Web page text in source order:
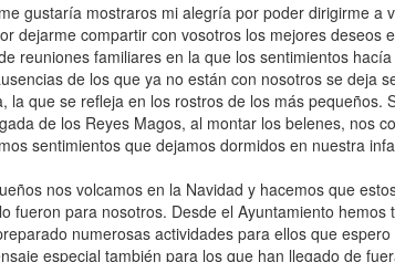
gustaría mostraros mi alegría por poder dirigirme a
dejarme compartir con vosotros los mejores
reuniones familiares en la que los sentimientos
de los que ya no están con nosotros se deja
la que se refleja en los rostros de los más pequeños.
de los Reyes Magos, al montar los belenes, nos
sentimientos que dejamos dormidos en nuestra
nos volcamos en la Navidad y hacemos que
fueron para nosotros. Desde el Ayuntamiento
numerosas actividades para ellos que
especial también para los que han llegado de